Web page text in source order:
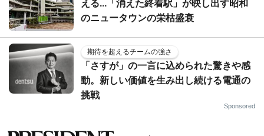
える...「消えた終着駅」が映し出す昭和
のニュータウンの栄枯盛衰
期待を超えるチームの強さ
「さすが」の一言に込められた驚きや感
動。新しい価値を生み出し続ける電通の
挑戦
Sponsored